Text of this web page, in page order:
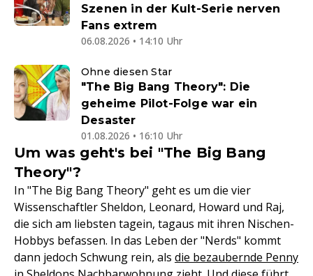
Szenen in der Kult-Serie nerven
Fans extrem
06.08.2026 • 14:10 Uhr
Ohne diesen Star
"The Big Bang Theory": Die
geheime Pilot-Folge war ein
Desaster
01.08.2026 • 16:10 Uhr
Um was geht's bei "The Big Bang
Theory"?
In "The Big Bang Theory" geht es um die vier
Wissenschaftler Sheldon, Leonard, Howard und Raj,
die sich am liebsten tagein, tagaus mit ihren Nischen-
Hobbys befassen. In das Leben der "Nerds" kommt
dann jedoch Schwung rein, als die bezaubernde Penny